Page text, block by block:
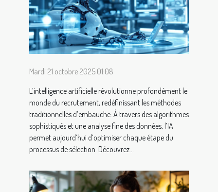
Mardi 21 octobre 2025 01:08
L’intelligence artificielle révolutionne profondément le
monde du recrutement, redéfinissant les méthodes
traditionnelles d’embauche. À travers des algorithmes
sophistiqués et une analyse fine des données, l’IA
permet aujourd’hui d’optimiser chaque étape du
processus de sélection. Découvrez...